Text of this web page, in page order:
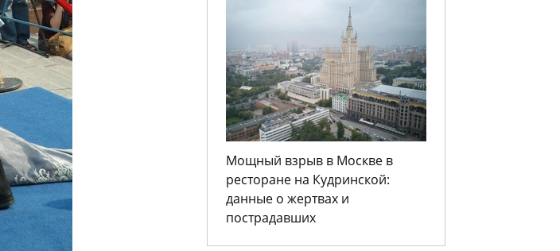
Мощный взрыв в Москве в
ресторане на Кудринской:
данные о жертвах и
пострадавших